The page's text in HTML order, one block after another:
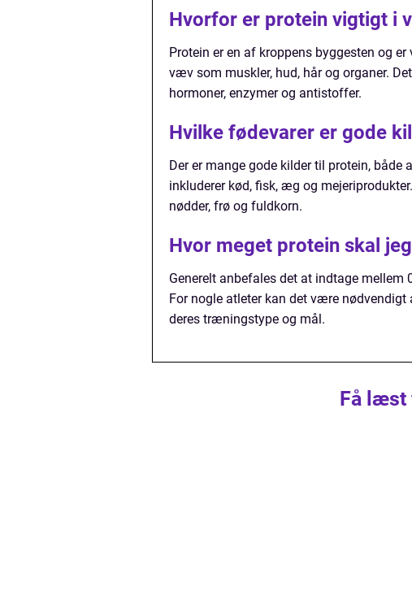
Hvorfor er protein vigtigt i
Protein er en af kroppens byggesten og
væv som muskler, hud, hår og organer.
hormoner, enzymer og antistoffer.
Hvilke fødevarer er gode
Der er mange gode kilder til protein,
inkluderer kød, fisk, æg og
nødder, frø og fuldkorn.
Hvor meget protein skal
Generelt anbefales det at indtage
For nogle atleter kan det være
deres træningstype og mål.
Få læst